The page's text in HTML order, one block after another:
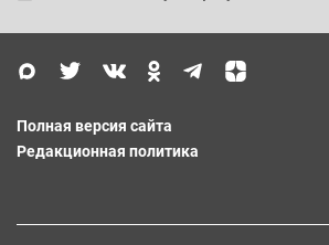
Полная версия сайта
Редакционная политика